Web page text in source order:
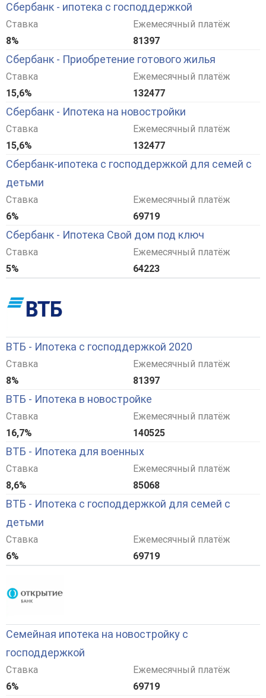
Сбербанк - ипотека с господдержкой
Ставка
8%
Ежемесячный платёж
81397
Сбербанк - Приобретение готового жилья
Ставка
15,6%
Ежемесячный платёж
132477
Сбербанк - Ипотека на новостройки
Ставка
15,6%
Ежемесячный платёж
132477
Сбербанк-ипотека с господдержкой для семей с
детьми
Ставка
6%
Ежемесячный платёж
69719
Сбербанк - Ипотека Свой дом под ключ
Ставка
5%
Ежемесячный платёж
64223
ВТБ - Ипотека с господдержкой 2020
Ставка
8%
Ежемесячный платёж
81397
ВТБ - Ипотека в новостройке
Ставка
16,7%
Ежемесячный платёж
140525
ВТБ - Ипотека для военных
Ставка
8,6%
Ежемесячный платёж
85068
ВТБ - Ипотека с господдержкой для семей с
детьми
Ставка
6%
Ежемесячный платёж
69719
Семейная ипотека на новостройку с
господдержкой
Ставка
6%
Ежемесячный платёж
69719